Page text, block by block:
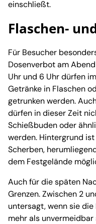
einschließt.
Flaschen-
Für Besucher
Dosenverbot am
Uhr und 6 Uhr dürfen
Getränke in Flaschen
getrunken werden.
dürfen in dieser Zeit
Schießbuden oder
werden. Hintergrund
Scherben,
dem Festgelände
Auch für die späten
Grenzen. Zwischen 2
untersagt, wenn sie
mehr als